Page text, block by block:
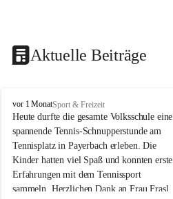
Aktuelle Beiträge
V
o
l
k
s
s
c
h
vor 1 MonatSport & Freizeit
Heute durfte die gesamte Volksschule eine
spannende Tennis-Schnupperstunde am
Tennisplatz in Payerbach erleben. Die
Kinder hatten viel Spaß und konnten erste
Erfahrungen mit dem Tennissport
sammeln. Herzlichen Dank an Frau Frasl